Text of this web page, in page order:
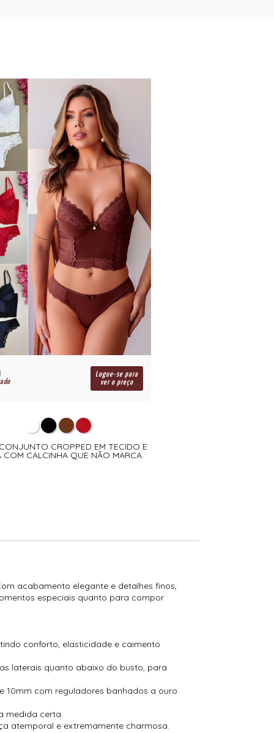
Logue-se para
ver o preço
CROPPED EM TECIDO E
COM CALCINHA QUE NÃO MARCA.
acabamento elegante e detalhes finos,
especiais quanto para compor
conforto, elasticidade e caimento
laterais quanto abaixo do busto, para
10mm com reguladores banhados a ouro
medida certa.
atemporal e extremamente charmosa.